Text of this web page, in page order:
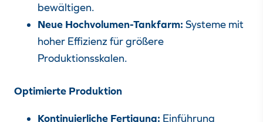
bewältigen.
Neue Hochvolumen-Tankfarm: Systeme mit
hoher Effizienz für größere
Produktionsskalen.
Optimierte Produktion
Kontinuierliche Fertigung: Einführung